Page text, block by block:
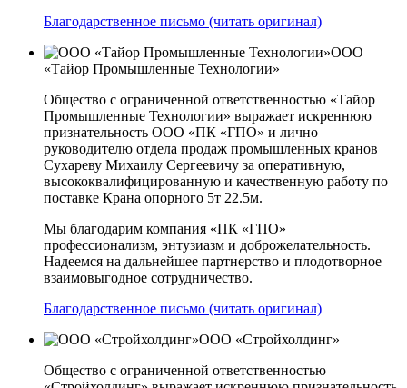
Благодарственное письмо (читать оригинал)
ООО
«Тайор Промышленные Технологии»
Общество с ограниченной ответственностью «Тайор
Промышленные Технологии» выражает искреннюю
признательность ООО «ПК «ГПО» и лично
руководителю отдела продаж промышленных кранов
Сухареву Михаилу Сергеевичу за оперативную,
высококвалифицированную и качественную работу по
поставке Крана опорного 5т 22.5м.
Мы благодарим компания «ПК «ГПО»
профессионализм, энтузиазм и доброжелательность.
Надеемся на дальнейшее партнерство и плодотворное
взаимовыгодное сотрудничество.
Благодарственное письмо (читать оригинал)
ООО «Стройхолдинг»
Общество с ограниченной ответственностью